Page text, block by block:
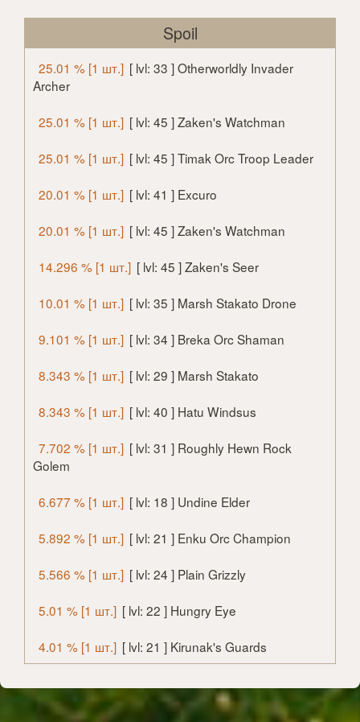
Spoil
25.01 % [1 шт.] [ lvl: 33 ] Otherworldly Invader
Archer
25.01 % [1 шт.] [ lvl: 45 ] Zaken's Watchman
25.01 % [1 шт.] [ lvl: 45 ] Timak Orc Troop Leader
20.01 % [1 шт.] [ lvl: 41 ] Excuro
20.01 % [1 шт.] [ lvl: 45 ] Zaken's Watchman
14.296 % [1 шт.] [ lvl: 45 ] Zaken's Seer
10.01 % [1 шт.] [ lvl: 35 ] Marsh Stakato Drone
9.101 % [1 шт.] [ lvl: 34 ] Breka Orc Shaman
8.343 % [1 шт.] [ lvl: 29 ] Marsh Stakato
8.343 % [1 шт.] [ lvl: 40 ] Hatu Windsus
7.702 % [1 шт.] [ lvl: 31 ] Roughly Hewn Rock
Golem
6.677 % [1 шт.] [ lvl: 18 ] Undine Elder
5.892 % [1 шт.] [ lvl: 21 ] Enku Orc Champion
5.566 % [1 шт.] [ lvl: 24 ] Plain Grizzly
5.01 % [1 шт.] [ lvl: 22 ] Hungry Eye
4.01 % [1 шт.] [ lvl: 21 ] Kirunak's Guards